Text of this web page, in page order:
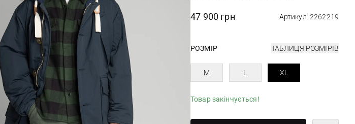
47 900 грн Артикул: 2262219
РОЗМІР ТАБЛИЦЯ РОЗМІРІВ
M L XL
Товар закінчується!